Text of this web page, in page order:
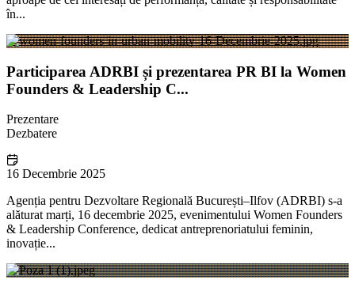
în...
Participarea ADRBI și prezentarea PR BI la Women
Founders & Leadership C...
Prezentare
Dezbatere
16 Decembrie 2025
Agenția pentru Dezvoltare Regională București–Ilfov (ADRBI) s-a
alăturat marți, 16 decembrie 2025, evenimentului Women Founders
& Leadership Conference, dedicat antreprenoriatului feminin,
inovație...